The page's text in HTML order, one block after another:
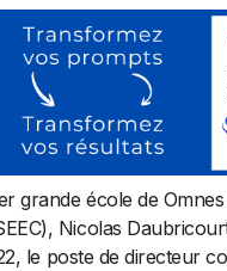
grande école de
Nicolas
le poste de directeur